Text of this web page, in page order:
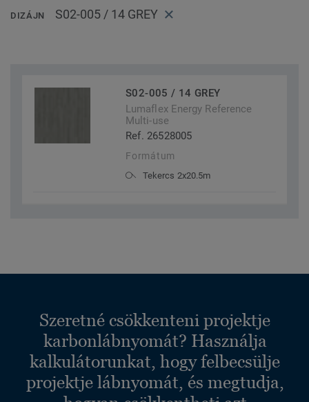
DIZÁJN S02-005 / 14 GREY
S02-005 / 14 GREY
Lumaflex Energy Reference
Multi-use
Ref. 26528005
Formátum
Tekercs 2x20.5m
Szeretné csökkenteni projektje
karbonlábnyomát? Használja
kalkulátorunkat, hogy felbecsülje
projektje lábnyomát, és megtudja,